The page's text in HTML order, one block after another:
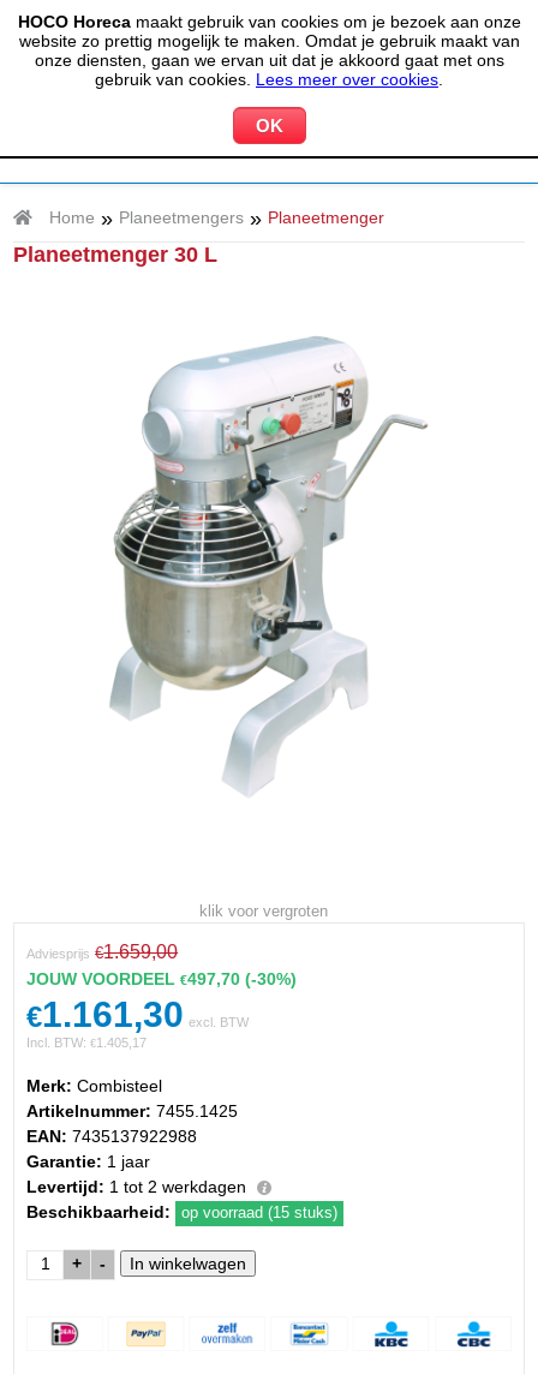
HOCO Horecamaakt gebruik van cookies om je bezoek aan onze
website zo prettig mogelijk te maken. Omdat je gebruik maakt van
onze diensten, gaan we ervan uit dat je akkoord gaat met ons
gebruik van cookies. Lees meer over cookies
(020) 497 6325 info@hocohoreca.nl
MIJN ACCOUNT 0 WINKELWAGEN
Home » Planeetmengers » Planeetmenger
Planeetmenger 30 L
klik voor vergroten
Adviesprijs €1.659,00
JOUW VOORDEEL€497,70 (-30%)
€1.161,30 excl. BTW
Incl. BTW:€1.405,17
Merk: Combisteel
Artikelnummer: 7455.1425
EAN: 7435137922988
Garantie: 1 jaar
Levertijd: 1 tot 2 werkdagen
Beschikbaarheid:
op voorraad (15 stuks)
+ -